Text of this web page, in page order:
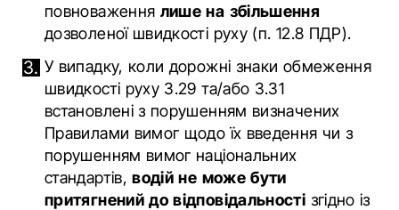
повноваження лише на збільшення
дозволеної швидкості руху (п. 12.8 ПДР).
У випадку, коли дорожні знаки обмеження
швидкості руху 3.29 та/або 3.31
встановлені з порушенням визначених
Правилами вимог щодо їх введення чи з
порушенням вимог національних
стандартів,водій не може бути
притягнений до відповідальності згідно із